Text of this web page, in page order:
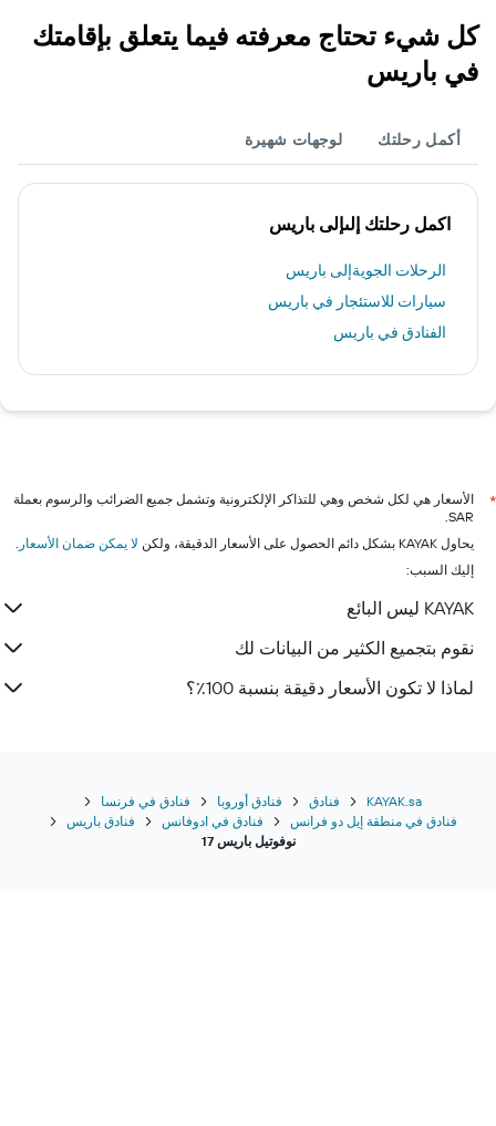
كل شيء تحتاج معرفته فيما يتعلق بإقامتك
في باريس
أكمل رحلتك لوجهات شهيرة
اكمل رحلتك إلىإلى باريس
الرحلات الجويةإلى باريس
سيارات للاستئجار في باريس
الفنادق في باريس
*
الأسعار هي لكل شخص وهي للتذاكر الإلكترونية وتشمل جميع الضرائب والرسوم بعملة
SAR.
يحاول KAYAK بشكل دائم الحصول على الأسعار الدقيقة، ولكن
لا يمكن ضمان الأسعار .
إليك السبب:
KAYAK ليس البائع
نقوم بتجميع الكثير من البيانات لك
لماذا لا تكون الأسعار دقيقة بنسبة 100٪؟
KAYAK.sa فنادق فنادق أوروبا
فنادق في فرنسا
فنادق في منطقة إيل دو فرانس
فنادق في ادوفانس
فنادق باريس
نوفوتيل باريس 17